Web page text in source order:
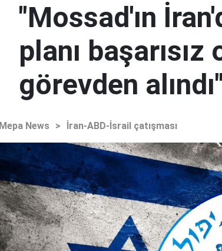
"Mossad'ın
planı
görevden alındı"
Mepa News > İran-ABD-İsrail çatışması